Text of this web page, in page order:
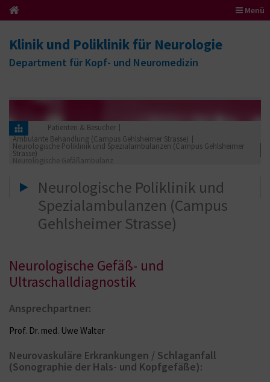
Menü
Klinik und Poliklinik für Neurologie
Department für Kopf- und Neuromedizin
Patienten & Besucher
Ambulante Behandlung (Campus Gehlsheimer Strasse)
Neurologische Poliklinik und Spezialambulanzen (Campus Gehlsheimer
Strasse)
Neurologische Gefäßambulanz
Neurologische Poliklinik und
Spezialambulanzen (Campus
Gehlsheimer Strasse)
Neurologische Gefäß- und
Ultraschalldiagnostik
Ansprechpartner:
Prof. Dr. med. Uwe Walter
Neurovaskuläre Erkrankungen / Schlaganfall
(Sonographie der Hals- und Kopfgefäße):